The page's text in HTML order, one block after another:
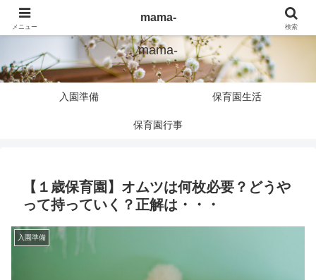
mama-
入園準備 保育園生活
保育園行事
【１歳保育園】オムツは何枚必要？どうや
って持っていく？正解は・・・
入園準備
メニュー
mama-
検索